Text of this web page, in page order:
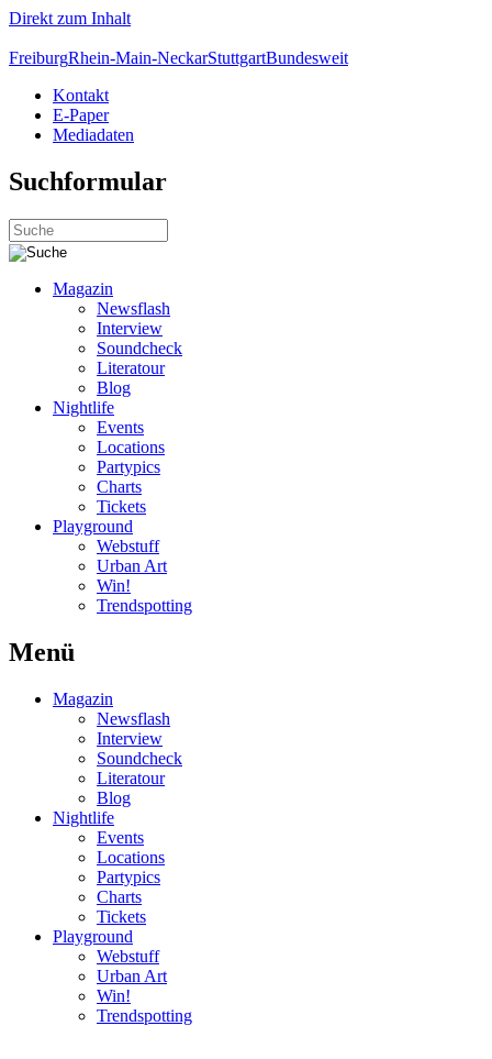
Direkt zum Inhalt
FreiburgRhein-Main-NeckarStuttgartBundesweit
Kontakt
E-Paper
Mediadaten
Suchformular
Magazin
Newsflash
Interview
Soundcheck
Literatour
Blog
Nightlife
Events
Locations
Partypics
Charts
Tickets
Playground
Webstuff
Urban Art
Win!
Trendspotting
Menü
Magazin
Newsflash
Interview
Soundcheck
Literatour
Blog
Nightlife
Events
Locations
Partypics
Charts
Tickets
Playground
Webstuff
Urban Art
Win!
Trendspotting